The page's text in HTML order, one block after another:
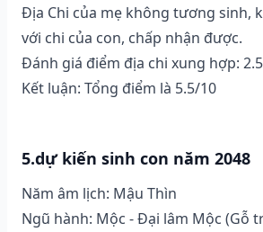
Địa Chi của mẹ không tương sinh,
với chi của con, chấp nhận được.
Đánh giá điểm địa chi xung hợp:
Kết luận: Tổng điểm là 5.5/10
5.dự kiến sinh con năm 2048
Năm âm lịch: Mậu Thìn
Ngũ hành: Mộc - Đại lâm Mộc (Gỗ